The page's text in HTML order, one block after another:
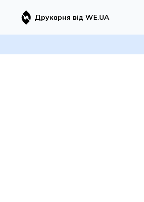
Друкарня від WE.UA